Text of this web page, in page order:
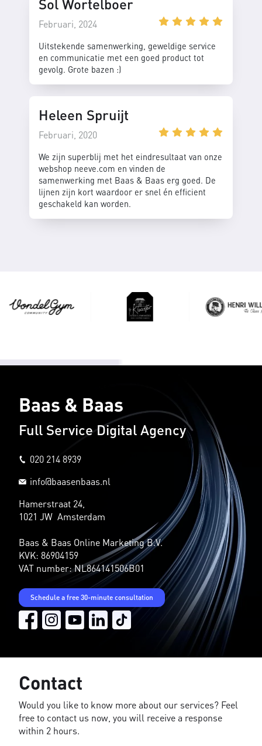
Sol Wortelboer
Februari, 2024
Uitstekende samenwerking, geweldige service
en communicatie met een goed product tot
gevolg. Grote bazen :)
Heleen Spruijt
Februari, 2020
We zijn superblij met het eindresultaat van onze
webshop neeve.com en vinden de
samenwerking met Baas & Baas erg goed. De
lijnen zijn kort waardoor er snel én efficient
geschakeld kan worden.
Baas & Baas
Full Service Digital Agency
020 214 8939
info@baasenbaas.nl
Hamerstraat 24,
1021 JW Amsterdam
Baas & Baas Online Marketing B.V.
KVK: 86904159
VAT number: NL864141506B01
Schedule a free 30-minute consultation
Contact
Would you like to know more about our services? Feel
free to contact us now, you will receive a response
within 2 hours.